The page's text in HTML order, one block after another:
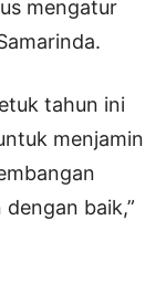
mengatur
tahun ini
menjamin
baik,”